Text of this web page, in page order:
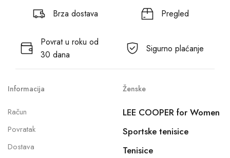
Brza dostava Pregled
Povrat u roku od
30 dana
Sigurno plaćanje
Informacija
Račun
Povratak
Dostava
Ženske
LEE COOPER for Women
Sportske tenisice
Tenisice